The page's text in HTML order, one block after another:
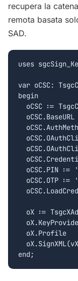
recupera la
remota basata
SAD.
uses
var oCSC:
begin
oCSC :=
oCSC.BaseURL
oCSC.PIN :=
oCSC.OTP :=
oX :=
oX.Profile
end;